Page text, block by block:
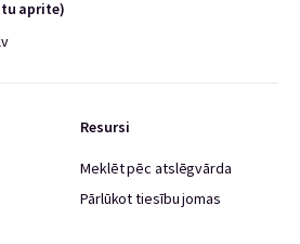
aprite)
Resursi
Meklēt pēc atslēgvārda
Pārlūkot tiesību jomas